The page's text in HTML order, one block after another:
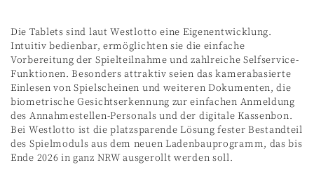
Die Tablets sind laut Westlotto eine Eigenentwicklung.
Intuitiv bedienbar, ermöglichten sie die einfache
Vorbereitung der Spielteilnahme und zahlreiche Selfservice-
Funktionen. Besonders attraktiv seien das kamerabasierte
Einlesen von Spielscheinen und weiteren Dokumenten, die
biometrische Gesichtserkennung zur einfachen Anmeldung
des Annahmestellen-Personals und der digitale Kassenbon.
Bei Westlotto ist die platzsparende Lösung fester Bestandteil
des Spielmoduls aus dem neuen Ladenbauprogramm, das bis
Ende 2026 in ganz NRW ausgerollt werden soll.